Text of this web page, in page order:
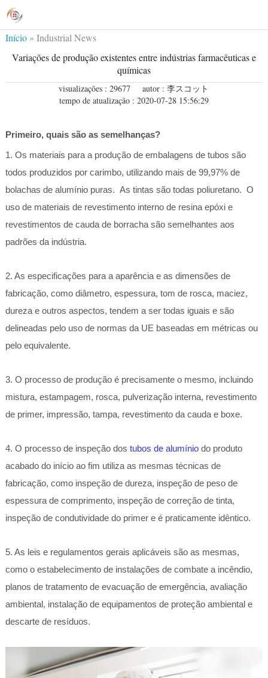
Início» Industrial News
Variações de produção existentes entre indústrias farmacêuticas e
químicas
visualizações : 29677
autor : 李スコット
tempo de atualização : 2020-07-28 15:56:29
Primeiro, quais são as semelhanças?
1. Os materiais para a produção de embalagens de tubos são
todos produzidos por carimbo, utilizando mais de 99,97% de
bolachas de alumínio puras. As tintas são todas poliuretano. O
uso de materiais de revestimento interno de resina epóxi e
revestimentos de cauda de borracha são semelhantes aos
padrões da indústria.
2. As especificações para a aparência e as dimensões de
fabricação, como diâmetro, espessura, tom de rosca, maciez,
dureza e outros aspectos, tendem a ser todas iguais e são
delineadas pelo uso de normas da UE baseadas em métricas ou
pelo equivalente.
3. O processo de produção é precisamente o mesmo, incluindo
mistura, estampagem, rosca, pulverização interna, revestimento
de primer, impressão, tampa, revestimento da cauda e boxe.
4. O processo de inspeção dos tubos de alumíniodo produto
acabado do início ao fim utiliza as mesmas técnicas de
fabricação, como inspeção de dureza, inspeção de peso de
espessura de comprimento, inspeção de correção de tinta,
inspeção de condutividade do primer e é praticamente idêntico.
5. As leis e regulamentos gerais aplicáveis são as mesmas,
como o estabelecimento de instalações de combate a incêndio,
planos de tratamento de evacuação de emergência, avaliação
ambiental, instalação de equipamentos de proteção ambiental e
descarte de resíduos.